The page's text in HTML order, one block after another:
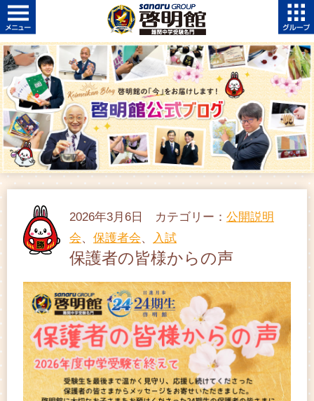
2026年3月6日 カテゴリー： 公開説明
会、 保護者会、 入試
保護者の皆様からの声